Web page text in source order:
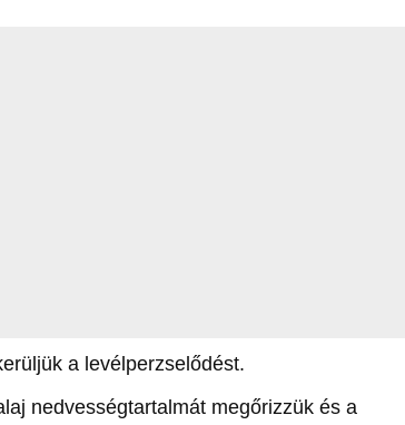
a levélperzselődést.
nedvességtartalmát megőrizzük és a